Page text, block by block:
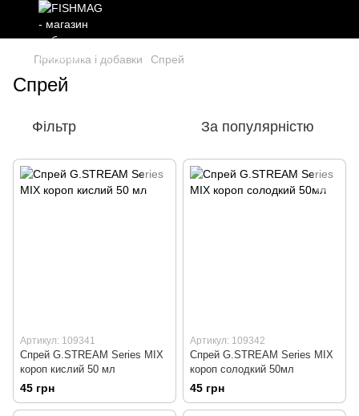
Прикормка і добавки Спрей
Спрей
Фільтр За популярністю
Артикул: 109341
Спрей G.STREAM Series MIX
короп кислий 50 мл
45 грн
Артикул: 109342
Спрей G.STREAM Series MIX
короп солодкий 50мл
45 грн